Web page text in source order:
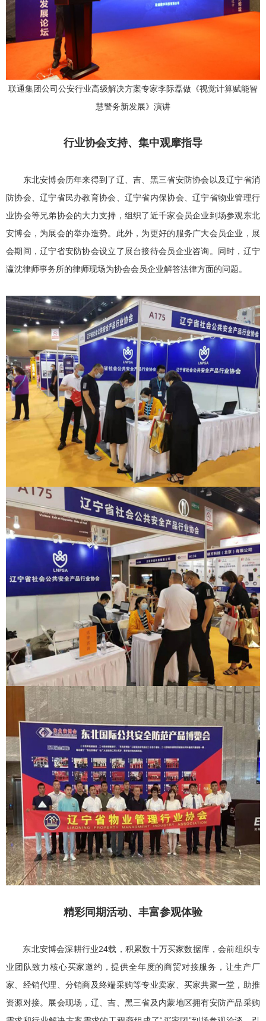
联通集团公司公安行业高级解决方案专家李际磊做《视觉计算赋能智
慧警务新发展》演讲
行业协会支持、集中观摩指导
东北安博会历年来得到了辽、吉、黑三省安防协会以及辽宁省消
防协会、辽宁省民办教育协会、辽宁省内保协会、辽宁省物业管理行
业协会等兄弟协会的大力支持，组织了近千家会员企业到场参观东北
安博会，为展会的举办造势。此外，为更好的服务广大会员企业，展
会期间，辽宁省安防协会设立了展台接待会员企业咨询。同时，辽宁
瀛沈律师事务所的律师现场为协会会员企业解答法律方面的问题。
精彩同期活动、丰富参观体验
东北安博会深耕行业24载，积累数十万买家数据库，会前组织专
业团队致力核心买家邀约，提供全年度的商贸对接服务，让生产厂
家、经销代理、分销商及终端采购等专业卖家、买家共聚一堂，助推
资源对接。展会现场，辽、吉、黑三省及内蒙地区拥有安防产品采购